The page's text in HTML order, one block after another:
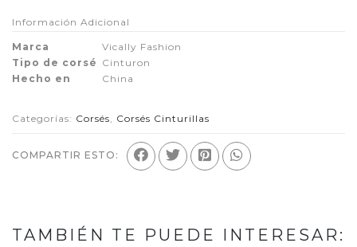
Información Adicional
Marca
Vically Fashion
Tipo de corsé Cinturon
Hecho en
China
Categorías: Corsés, Corsés Cinturillas
COMPARTIR ESTO:
TAMBIÉN TE PUEDE INTERESAR: